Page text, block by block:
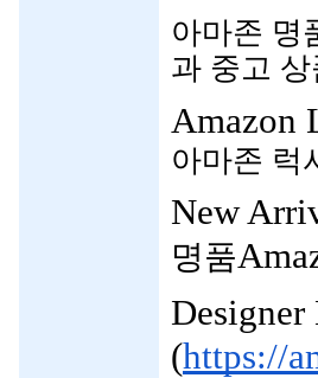
아마존 명
과 중고
Amazon
아마존 럭
New
명품
Designer
(https://